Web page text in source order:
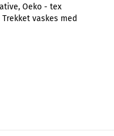
Oeko - tex
vaskes med